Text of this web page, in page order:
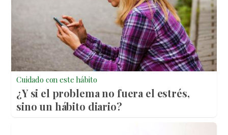
Cuidado con este hábito
¿Y si el problema no fuera el estrés,
sino un hábito diario?